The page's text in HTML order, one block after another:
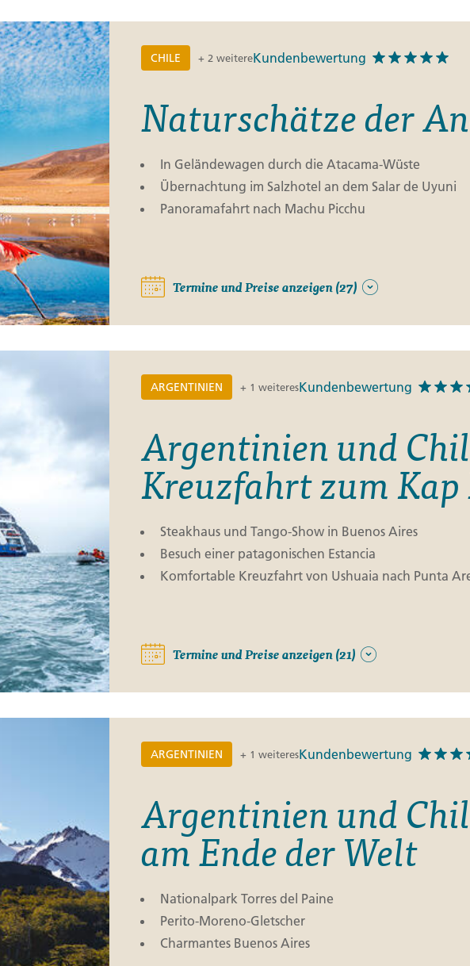
Finnland
Messen und Veranstaltungen
Notfallteam und
Krisenmanagement
→
CHILE + 2 weitereKundenbewertung
Naturschätze der
In Geländewagen durch die Atacama-Wüste
Übernachtung im Salzhotel an dem Salar de Uyuni
Panoramafahrt nach Machu Picchu
Termine und Preise anzeigen (27)
ARGENTINIEN + 1 weiteresKundenbewertung
Argentinien und
Kreuzfahrt zum
Steakhaus und Tango-Show in Buenos Aires
Besuch einer patagonischen Estancia
Komfortable Kreuzfahrt von Ushuaia nach Punta
Termine und Preise anzeigen (21)
ARGENTINIEN + 1 weiteresKundenbewertung
Argentinien und
am Ende der Welt
Nationalpark Torres del Paine
Perito-Moreno-Gletscher
Charmantes Buenos Aires